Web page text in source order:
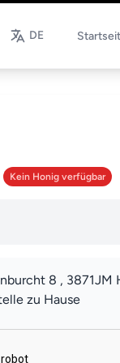
DE
Kein Honig verfügbar
8 , 3871JM
zu Hause